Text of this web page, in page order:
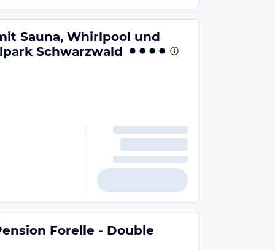
Sauna, Whirlpool und
Schwarzwald
Forelle - Double